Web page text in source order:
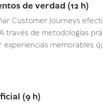
de verdad (12 h)
Customer Journeys
de metodologías
memorables
(9 h)